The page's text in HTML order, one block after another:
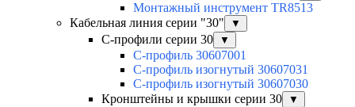
Монтажный инструмент TR8513
Кабельная линия серии "30"
▼
С-профили серии 30 ▼
С-профиль 30607001
С-профиль изогнутый 30607031
С-профиль изогнутый 30607030
Кронштейны и крышки серии 30
▼